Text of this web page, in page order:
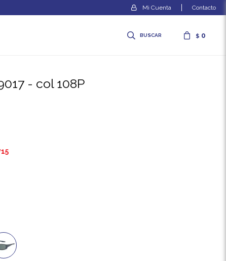
$ 0
Contacto
- col 108P